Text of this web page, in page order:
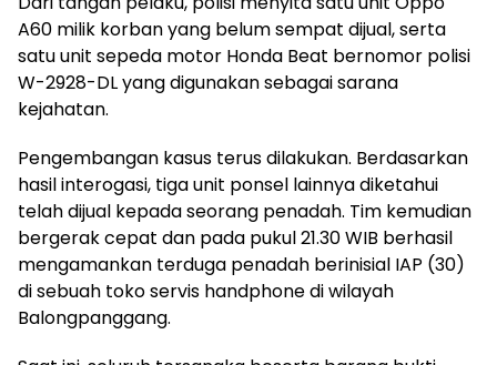
A60 milik korban yang belum sempat dijual, serta
satu unit sepeda motor Honda Beat bernomor polisi
W-2928-DL yang digunakan sebagai sarana
kejahatan.
Pengembangan kasus terus dilakukan. Berdasarkan
hasil interogasi, tiga unit ponsel lainnya diketahui
telah dijual kepada seorang penadah. Tim kemudian
bergerak cepat dan pada pukul 21.30 WIB berhasil
mengamankan terduga penadah berinisial IAP (30)
di sebuah toko servis handphone di wilayah
Balongpanggang.